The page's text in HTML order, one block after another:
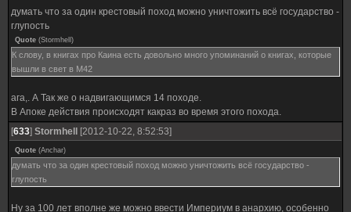
думать что за один крестовый поход можно уничтожить всё государство -
глупость
Quote (Stormhell )
К слову, в книгах про Каина есть довольно много упоминаний о книгах, которые
вышли в свет в М42
ага,. А Так же о надвигающимся 14 походе.
В Апоке действия происходят какраз во время этого похода.
[633] Stormhell [2012-10-22, 8:52:53]
Quote (Anchar)
думать что за один крестовый поход можно уничтожить всё государство -
глупость
Ну за 100 лет вполне же можно ввести Империум в анархию, особенно